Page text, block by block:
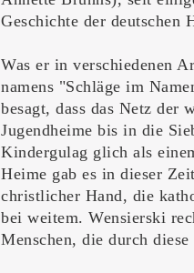
Geschichte der deutschen
Was er in verschiedenen
namens "Schläge im
besagt, dass das Netz der
Jugendheime bis in die
Kindergulag glich als
Heime gab es in dieser
christlicher Hand, die
bei weitem. Wensierski
Menschen, die durch